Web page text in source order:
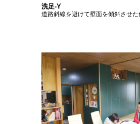
洗足-Y
道路斜線を避けて壁面を傾斜させた